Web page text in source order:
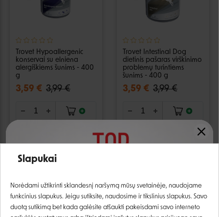
Trovet Hypoallergenic
konservai su elniena
alergiškiems šunims - 400
g
3,59 € 3,99 €
Trovet Intestinal Dog
dietinis pašaras virškinimo
problemų turintiems
šunims - 400 g
3,59 € 3,99 €
Registruotis
Slapukai
Norėdami užtikrinti sklandesnį naršymą mūsų svetainėje, naudojame
funkcinius slapukus. Jeigu sutiksite, naudosime ir tikslinius slapukus. Savo
duotą sutikimą bet kada galėsite atšaukti pakeisdami savo interneto